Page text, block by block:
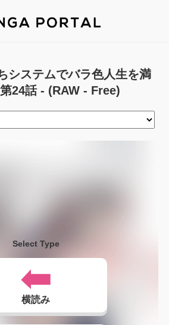
システムでバラ色人生を満
24話 - (RAW - Free)
Select Type
横読み